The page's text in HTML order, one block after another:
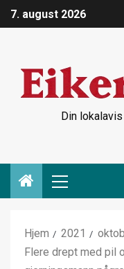
7. august 2026
Din
Hjem 2021
Flere drept med pil